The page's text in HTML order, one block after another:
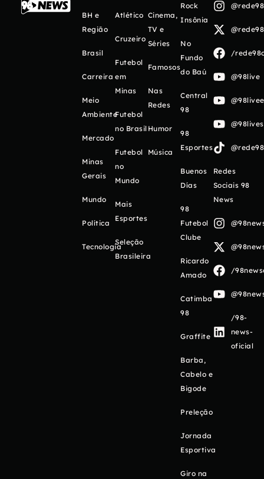
BH e
Região
Brasil
Carreira
Meio
Ambiente
Mercado
Minas
Gerais
Mundo
Política
Tecnologia
Atlético
Cruzeiro
Futebol
em
Minas
Futebol
no Brasil
Futebol
no
Mundo
Mais
Esportes
Seleção
Brasileira
Cinema,
TV e
Séries
Famosos
Nas
Redes
Humor
Música
Rock
Insônia
No
Fundo
do Baú
Central
98
98
Esportes
Buenos
Días
98
Futebol
Clube
Ricardo
Amado
Catimba
98
Graffite
Barba,
Cabelo e
Bigode
Preleção
Jornada
Esportiva
Giro na
/
@98live
Redes
Sociais 98
News
/
/98-
news-
oficial